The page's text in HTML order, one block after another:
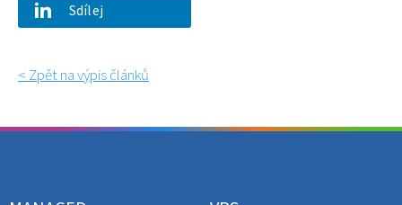
Sdílej
< Zpět na výpis článků